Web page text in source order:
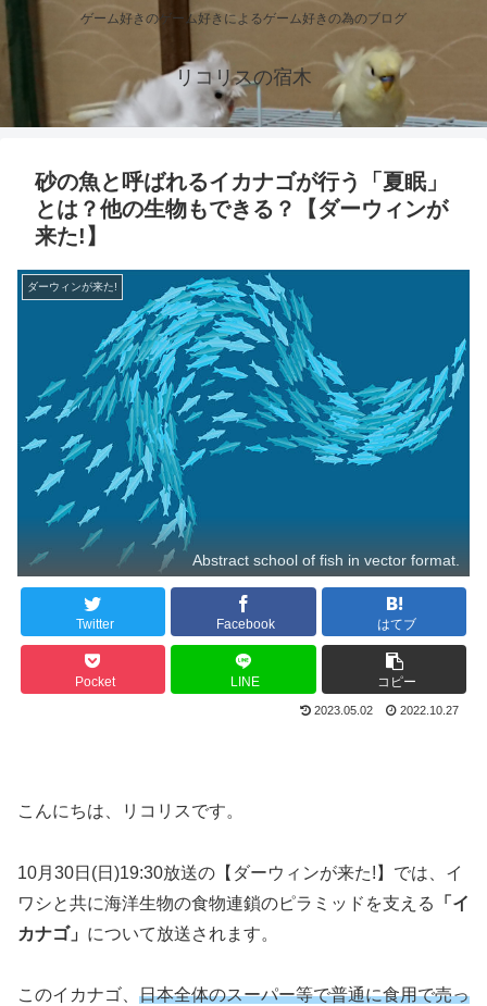
ゲーム好きのゲーム好きによるゲーム好きの為のブログ
リコリスの宿木
砂の魚と呼ばれるイカナゴが行う「夏眠」
とは？他の生物もできる？【ダーウィンが
来た!】
ダーウィンが来た!
Abstract school of fish in vector format.
Twitter Facebook はてブ
Pocket LINE コピー
2023.05.02 2022.10.27
こんにちは、リコリスです。
10月30日(日)19:30放送の【ダーウィンが来た!】では、イ
ワシと共に海洋生物の食物連鎖のピラミッドを支える
「イ
カナゴ」 について放送されます。
このイカナゴ、 日本全体のスーパー等で普通に食用で売っ